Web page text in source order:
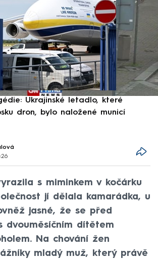
Ukrajinské letadlo, které
dron, bylo naložené municí
s miminkem v kočárku
jí dělala kamarádka, u
jasné, že se před
dvouměsíčním dítětem
Na chování žen
mladý muž, který právě